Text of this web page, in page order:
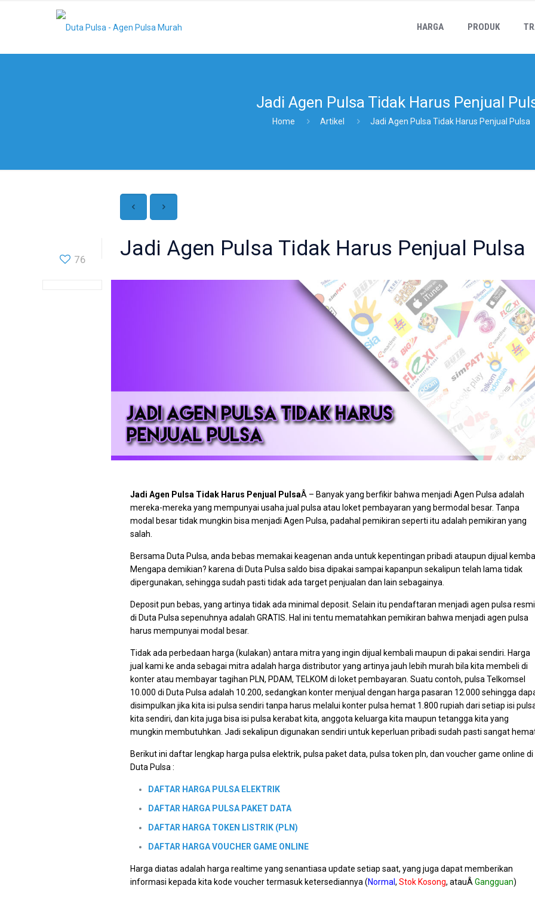
HARGA PRODUK
Jadi Agen Pulsa Tidak Harus Penjual
Home Artikel Jadi Agen Pulsa Tidak Harus Penjual Pulsa
76 Jadi Agen Pulsa Tidak Harus Penjual Pulsa
Jadi Agen Pulsa Tidak Harus Penjual PulsaÂ – Banyak yang berfikir bahwa menjadi Agen Pulsa adalah
mereka-mereka yang mempunyai usaha jual pulsa atau loket pembayaran yang bermodal besar. Tanpa
modal besar tidak mungkin bisa menjadi Agen Pulsa, padahal pemikiran seperti itu adalah pemikiran yang
salah.
Bersama Duta Pulsa, anda bebas memakai keagenan anda untuk kepentingan pribadi ataupun dijual
Mengapa demikian? karena di Duta Pulsa saldo bisa dipakai sampai kapanpun sekalipun telah lama tidak
dipergunakan, sehingga sudah pasti tidak ada target penjualan dan lain sebagainya.
Deposit pun bebas, yang artinya tidak ada minimal deposit. Selain itu pendaftaran menjadi agen pulsa resmi
di Duta Pulsa sepenuhnya adalah GRATIS. Hal ini tentu mematahkan pemikiran bahwa menjadi agen pulsa
harus mempunyai modal besar.
Tidak ada perbedaan harga (kulakan) antara mitra yang ingin dijual kembali maupun di pakai sendiri. Harga
jual kami ke anda sebagai mitra adalah harga distributor yang artinya jauh lebih murah bila kita membeli di
konter atau membayar tagihan PLN, PDAM, TELKOM di loket pembayaran. Suatu contoh, pulsa Telkomsel
10.000 di Duta Pulsa adalah 10.200, sedangkan konter menjual dengan harga pasaran 12.000 sehingga
disimpulkan jika kita isi pulsa sendiri tanpa harus melalui konter pulsa hemat 1.800 rupiah dari setiap isi
kita sendiri, dan kita juga bisa isi pulsa kerabat kita, anggota keluarga kita maupun tetangga kita yang
mungkin membutuhkan. Jadi sekalipun digunakan sendiri untuk keperluan pribadi sudah pasti sangat
Berikut ini daftar lengkap harga pulsa elektrik, pulsa paket data, pulsa token pln, dan voucher game online di
Duta Pulsa :
DAFTAR HARGA PULSA ELEKTRIK
DAFTAR HARGA PULSA PAKET DATA
DAFTAR HARGA TOKEN LISTRIK (PLN)
DAFTAR HARGA VOUCHER GAME ONLINE
Harga diatas adalah harga realtime yang senantiasa update setiap saat, yang juga dapat memberikan
informasi kepada kita kode voucher termasuk ketersediannya(Normal,Stok Kosong, atauÂGangguan)